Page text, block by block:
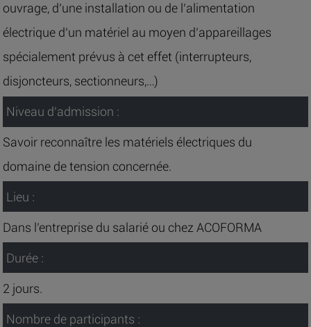
ouvrage, d’une installation ou de l’alimentation
électrique d’un matériel au moyen d’appareillages
spécialement prévus à cet effet (interrupteurs,
disjoncteurs, sectionneurs,…)
Niveau d’admission :
Savoir reconnaître les matériels électriques du
domaine de tension concernée.
Lieu :
Dans l’entreprise du salarié ou chez ACOFORMA
Durée :
2 jours.
Nombre de participants :